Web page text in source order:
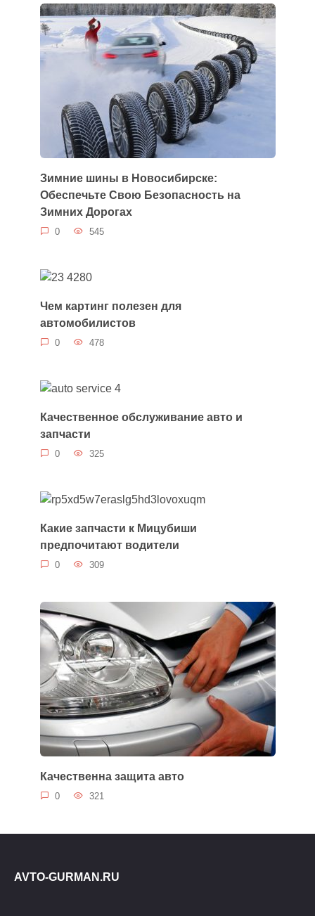
Зимние шины в Новосибирске:
Обеспечьте Свою Безопасность на
Зимних Дорогах
0 545
Чем картинг полезен для
автомобилистов
0 478
Качественное обслуживание авто и
запчасти
0 325
Какие запчасти к Мицубиши
предпочитают водители
0 309
Качественна защита авто
0 321
AVTO-GURMAN.RU